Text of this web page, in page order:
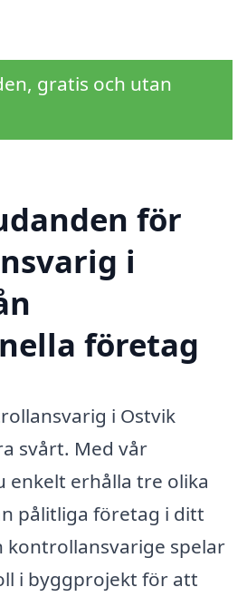
gratis och utan
för
i
företag
i Ostvik
svårt. Med vår
enkelt erhålla tre olika
pålitliga företag i ditt
kontrollansvarige spelar
i byggprojekt för att